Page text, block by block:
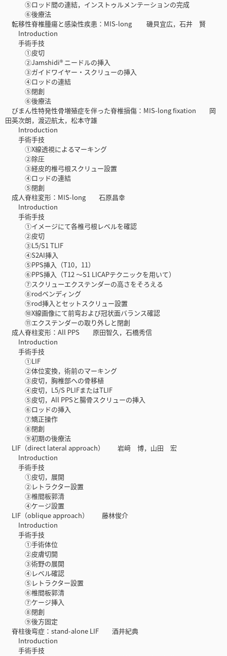
⑤ロッド間の連結，インストゥルメンテーションの完成
⑥後療法
転移性脊椎腫瘍と感染性疾患：MIS-long 磯貝宜広，石井 賢
Introduction
手術手技
①皮切
②Jamshidi® ニードルの挿入
③ガイドワイヤー・スクリューの挿入
④ロッドの連結
⑤閉創
⑥後療法
びまん性特発性骨増殖症を伴った脊椎損傷：MIS-long fixation 岡
田英次朗，渡辺航太，松本守雄
Introduction
手術手技
①X線透視によるマーキング
②除圧
③経皮的椎弓根スクリュー設置
④ロッドの連結
⑤閉創
成人脊柱変形：MIS-long 石原昌幸
Introduction
手術手技
①イメージにて各椎弓根レベルを確認
②皮切
③L5/S1 TLIF
④S2AI挿入
⑤PPS挿入（T10，11）
⑥PPS挿入（T12 〜S1 LICAPテクニックを用いて）
⑦スクリューエクステンダーの高さをそろえる
⑧rodベンディング
⑨rod挿入とセットスクリュー設置
⑩X線画像にて前弯および冠状面バランス確認
⑪エクステンダーの取り外しと閉創
成人脊柱変形：All PPS 原田智久，石橋秀信
Introduction
手術手技
①LIF
②体位変換，術前のマーキング
③皮切，胸椎部への骨移植
④皮切，L5/S PLIFまたはTLIF
⑤皮切，All PPSと腸骨スクリューの挿入
⑥ロッドの挿入
⑦矯正操作
⑧閉創
⑨初期の後療法
LIF（direct lateral approach） 岩﨑 博，山田 宏
Introduction
手術手技
①皮切，展開
②レトラクター設置
③椎間板郭清
④ケージ設置
LIF（oblique approach） 藤林俊介
Introduction
手術手技
①手術体位
②皮膚切開
③術野の展開
④レベル確認
⑤レトラクター設置
⑥椎間板郭清
⑦ケージ挿入
⑧閉創
⑨後方固定
脊柱後弯症：stand-alone LIF 酒井紀典
Introduction
手術手技